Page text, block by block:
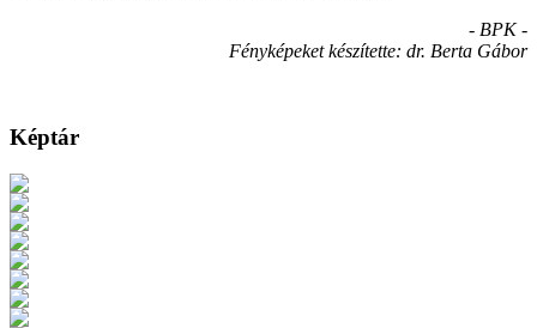
- BPK -
Fényképeket készítette: dr. Berta Gábor
Képtár